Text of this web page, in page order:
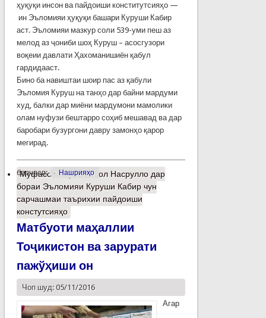
ҳуқуқи инсон ва пайдоиши конститутсияҳо —
ин Эъломияи ҳуқуқи башари Куруши Кабир
аст. Эъломияи мазкур соли 539-уми пеш аз
мелод аз ҷониби шоҳ Куруш – асосгузори
воқеии давлати Ҳахоманишиён қабул
гардидааст.
Бино ба навиштаи шоир пас аз қабули
Эъломия Куруш на танҳо дар байни мардуми
худ, балки дар миёни мардумони мамолики
олам нуфузи бештарро соҳиб мешавад ва дар
баробари бузургони давру замонҳо қарор
мегирад.
барчасп: Нашрияҳо
Муфассалтаро Камол Насрулло дар
бораи Эъломияи Куруши Кабир чун
сарчашмаи таърихии пайдоиши
констутсияҳо
Матбуоти маҳаллии
Тоҷикистон ва зарурати
пажўҳиши он
Чоп шуд: 05/11/2016
Агар